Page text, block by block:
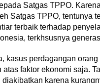
Satgas TPPO.
Satgas TPPO, tentunya
terbaik terhadap
terkhsusnya
kasus perdagangan
atas faktor ekonomi saja.
diakibatkan karena